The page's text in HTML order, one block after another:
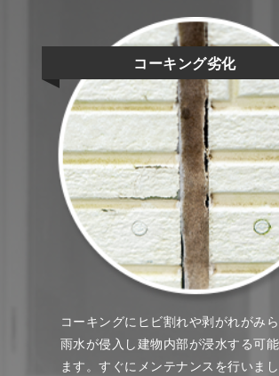
コーキング劣化
コーキングにヒビ割れや剥がれがみら
雨水が侵入し建物内部が浸水する可
ます。すぐにメンテナンスを行いまし